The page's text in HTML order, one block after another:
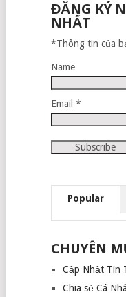
ĐĂNG KÝ
NHẤT
*Thông tin của
Name
Email *
Popular
CHUYÊN
Cập Nhật Tin
Chia sẻ Cá